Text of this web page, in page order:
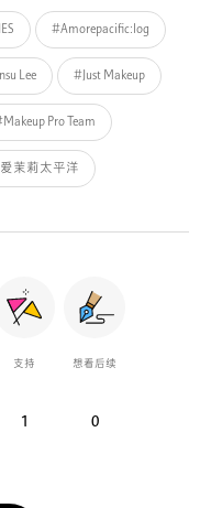
#Amorepacific:log
Lee #Just Makeup
Pro Team
茉莉太平洋
支持
1
想看后续
0